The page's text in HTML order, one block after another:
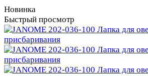
Новинка
Быстрый просмотр